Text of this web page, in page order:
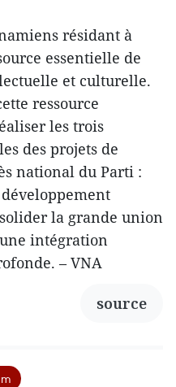
résidant à
essentielle de
et culturelle.
ressource
les trois
des projets de
national du Parti :
la grande union
intégration
– VNA
source